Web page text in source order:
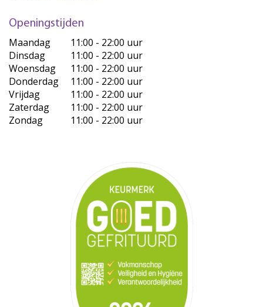
Openingstijden
Maandag
11:00 - 22:00 uur
Dinsdag
11:00 - 22:00 uur
Woensdag
11:00 - 22:00 uur
Donderdag
11:00 - 22:00 uur
Vrijdag
11:00 - 22:00 uur
Zaterdag
11:00 - 22:00 uur
Zondag
11:00 - 22:00 uur